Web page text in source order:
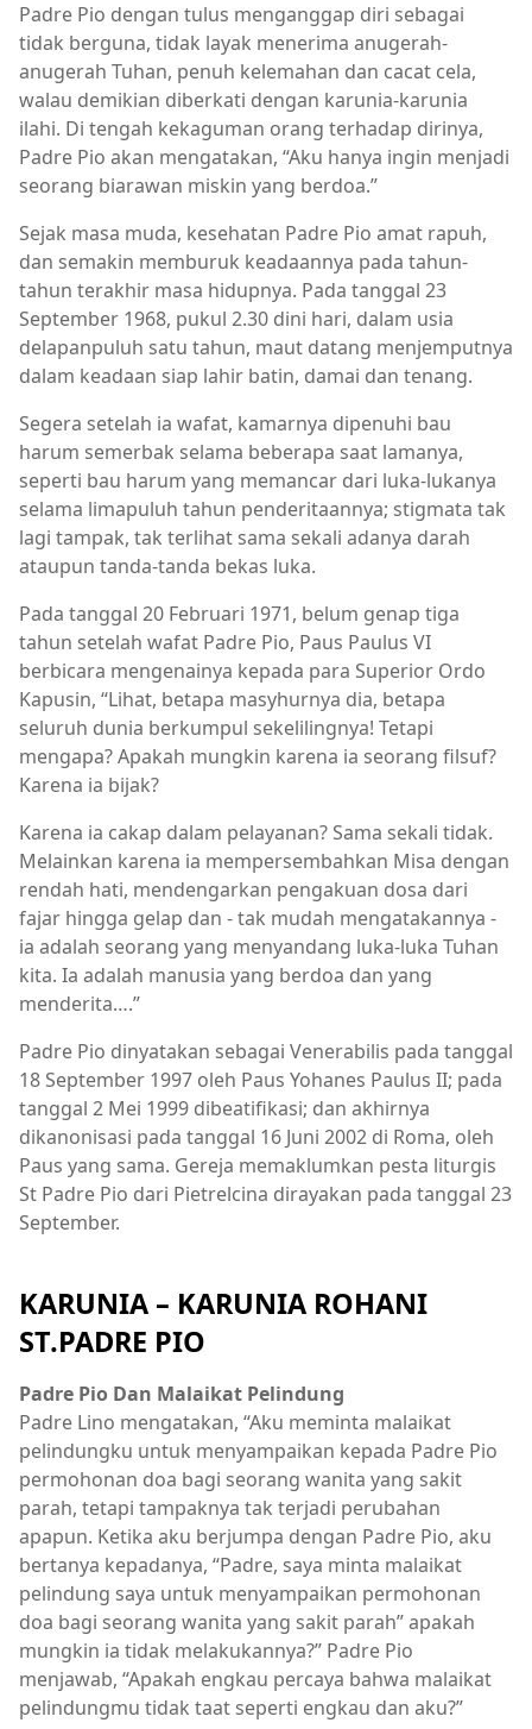
Padre Pio dengan tulus menganggap diri sebagai
tidak berguna, tidak layak menerima anugerah-
anugerah Tuhan, penuh kelemahan dan cacat cela,
walau demikian diberkati dengan karunia-karunia
ilahi. Di tengah kekaguman orang terhadap dirinya,
Padre Pio akan mengatakan, “Aku hanya ingin menjadi
seorang biarawan miskin yang berdoa.”
Sejak masa muda, kesehatan Padre Pio amat rapuh,
dan semakin memburuk keadaannya pada tahun-
tahun terakhir masa hidupnya. Pada tanggal 23
September 1968, pukul 2.30 dini hari, dalam usia
delapanpuluh satu tahun, maut datang menjemputnya
dalam keadaan siap lahir batin, damai dan tenang.
Segera setelah ia wafat, kamarnya dipenuhi bau
harum semerbak selama beberapa saat lamanya,
seperti bau harum yang memancar dari luka-lukanya
selama limapuluh tahun penderitaannya; stigmata tak
lagi tampak, tak terlihat sama sekali adanya darah
ataupun tanda-tanda bekas luka.
Pada tanggal 20 Februari 1971, belum genap tiga
tahun setelah wafat Padre Pio, Paus Paulus VI
berbicara mengenainya kepada para Superior Ordo
Kapusin, “Lihat, betapa masyhurnya dia, betapa
seluruh dunia berkumpul sekelilingnya! Tetapi
mengapa? Apakah mungkin karena ia seorang filsuf?
Karena ia bijak?
Karena ia cakap dalam pelayanan? Sama sekali tidak.
Melainkan karena ia mempersembahkan Misa dengan
rendah hati, mendengarkan pengakuan dosa dari
fajar hingga gelap dan - tak mudah mengatakannya -
ia adalah seorang yang menyandang luka-luka Tuhan
kita. Ia adalah manusia yang berdoa dan yang
menderita….”
Padre Pio dinyatakan sebagai Venerabilis pada tanggal
18 September 1997 oleh Paus Yohanes Paulus II; pada
tanggal 2 Mei 1999 dibeatifikasi; dan akhirnya
dikanonisasi pada tanggal 16 Juni 2002 di Roma, oleh
Paus yang sama. Gereja memaklumkan pesta liturgis
St Padre Pio dari Pietrelcina dirayakan pada tanggal 23
September.
KARUNIA – KARUNIA ROHANI
ST.PADRE PIO
Padre Pio Dan Malaikat Pelindung
Padre Lino mengatakan, “Aku meminta malaikat
pelindungku untuk menyampaikan kepada Padre Pio
permohonan doa bagi seorang wanita yang sakit
parah, tetapi tampaknya tak terjadi perubahan
apapun. Ketika aku berjumpa dengan Padre Pio, aku
bertanya kepadanya, “Padre, saya minta malaikat
pelindung saya untuk menyampaikan permohonan
doa bagi seorang wanita yang sakit parah” apakah
mungkin ia tidak melakukannya?” Padre Pio
menjawab, “Apakah engkau percaya bahwa malaikat
pelindungmu tidak taat seperti engkau dan aku?”